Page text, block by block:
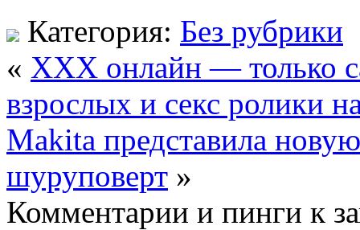
Категория: Без рубрики
« ХХХ онлайн — только
взрослых и секс ролики
Makita представила
шуруповерт »
Комментарии и пинги к